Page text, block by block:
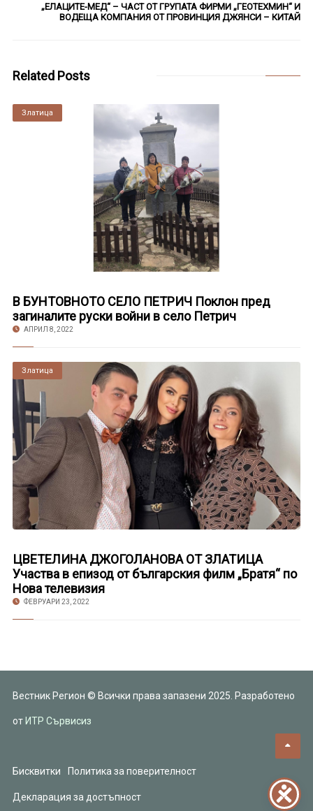
„ЕЛАЦИТЕ-MЕД“ – ЧАСТ ОТ ГРУПАТА ФИРМИ „ГЕОТЕХМИН“ И
ВОДЕЩА КОМПАНИЯ ОТ ПРОВИНЦИЯ ДЖЯНСИ – КИТАЙ
Related Posts
Златица
В БУНТОВНОТО СЕЛО ПЕТРИЧ Поклон пред
загиналите руски войни в село Петрич
АПРИЛ 8, 2022
Златица
ЦВЕТЕЛИНА ДЖОГОЛАНОВА ОТ ЗЛАТИЦА
Участва в епизод от българския филм „Братя“ по
Нова телевизия
ФЕВРУАРИ 23, 2022
Вестник Регион © Всички права запазени 2025. Разработено
от ИТР Сървисиз
Бисквитки Политика за поверителност
Декларация за достъпност